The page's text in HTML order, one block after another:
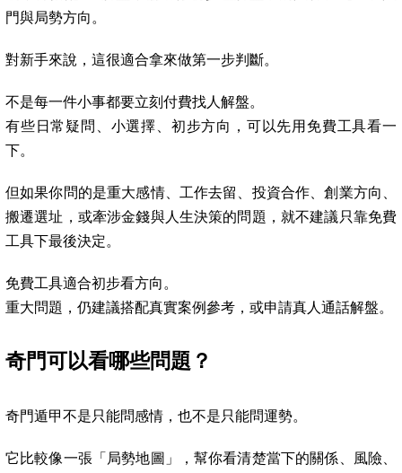
門與局勢方向。
對新手來說，這很適合拿來做第一步判斷。
不是每一件小事都要立刻付費找人解盤。
有些日常疑問、小選擇、初步方向，可以先用免費工具看一
下。
但如果你問的是重大感情、工作去留、投資合作、創業方向、
搬遷選址，或牽涉金錢與人生決策的問題，就不建議只靠免費
工具下最後決定。
免費工具適合初步看方向。
重大問題，仍建議搭配真實案例參考，或申請真人通話解盤。
奇門可以看哪些問題？
奇門遁甲不是只能問感情，也不是只能問運勢。
它比較像一張「局勢地圖」，幫你看清楚當下的關係、風險、